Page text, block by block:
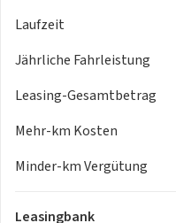
Laufzeit
Jährliche Fahrleistung
Leasing-Gesamtbetrag
Mehr-km Kosten
Minder-km Vergütung
Leasingbank